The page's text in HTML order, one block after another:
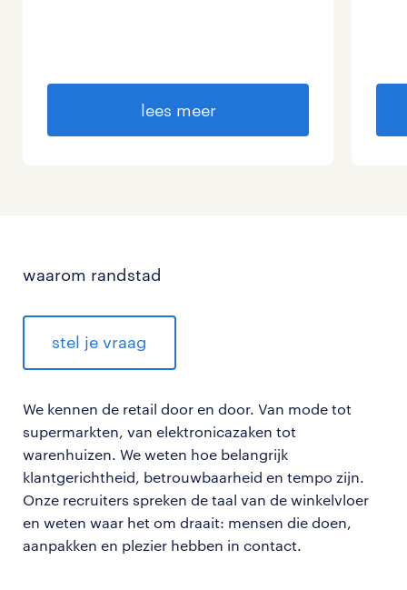
lees meer
waarom randstad
stel je vraag
We kennen de retail door en door. Van mode tot
supermarkten, van elektronicazaken tot
warenhuizen. We weten hoe belangrijk
klantgerichtheid, betrouwbaarheid en tempo zijn.
Onze recruiters spreken de taal van de winkelvloer
en weten waar het om draait: mensen die doen,
aanpakken en plezier hebben in contact.